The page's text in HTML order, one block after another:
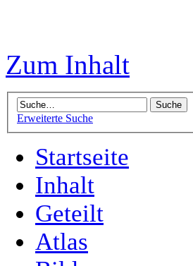
Zum Inhalt
Erweiterte Suche
Startseite
Inhalt
Geteilt
Atlas